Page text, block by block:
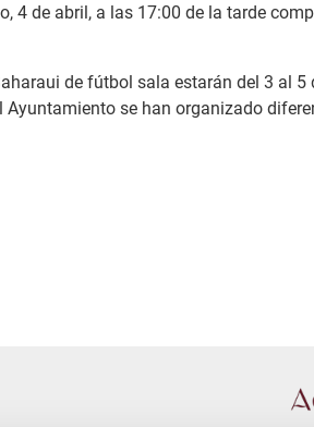
4 de abril, a las 17:00 de la tarde
de fútbol sala estarán del 3 al
Ayuntamiento se han organizado